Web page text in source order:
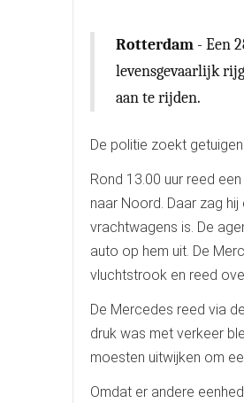
Rotterdam - Een
levensgevaarlijk
aan te rijden.
De politie zoekt
Rond 13.00 uur reed
naar Noord. Daar zag
vrachtwagens is. De
auto op hem uit. De
vluchtstrook en reed
De Mercedes reed via
druk was met verkeer
moesten uitwijken om
Omdat er andere